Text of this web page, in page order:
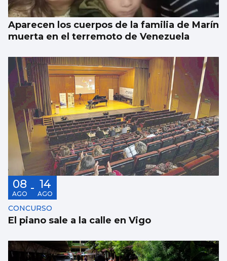
Aparecen los cuerpos de la familia de Marín
muerta en el terremoto de Venezuela
08
AGO - 14
AGO
CONCURSO
El piano sale a la calle en Vigo